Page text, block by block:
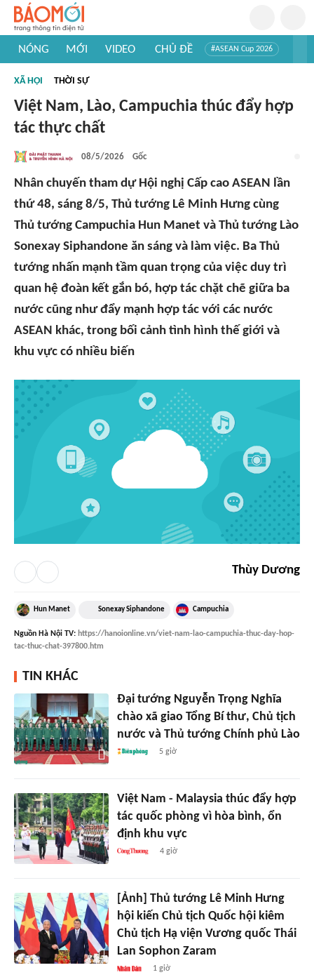
NÓNG MỚI VIDEO CHỦ ĐỀ #ASEAN Cup 2026
#Khám phá thế giới
XÃ HỘI THỜI SỰ
Việt Nam, Lào, Campuchia thúc đẩy hợp
tác thực chất
08/5/2026 Gốc
Nhân chuyến tham dự Hội nghị Cấp cao ASEAN lần
thứ 48, sáng 8/5, Thủ tướng Lê Minh Hưng cùng
Thủ tướng Campuchia Hun Manet và Thủ tướng Lào
Sonexay Siphandone ăn sáng và làm việc. Ba Thủ
tướng nhấn mạnh tầm quan trọng của việc duy trì
quan hệ đoàn kết gắn bó, hợp tác chặt chẽ giữa ba
nước cũng như đẩy mạnh hợp tác với các nước
ASEAN khác, trong bối cảnh tình hình thế giới và
khu vực có nhiều biến
Thùy Dương
Hun Manet Sonexay Siphandone Campuchia
Nguồn Hà Nội TV: https://hanoionline.vn/viet-nam-lao-campuchia-thuc-day-hop-
tac-thuc-chat-397800.htm
TIN KHÁC
Đại tướng Nguyễn Trọng Nghĩa
chào xã giao Tổng Bí thư, Chủ tịch
nước và Thủ tướng Chính phủ Lào
5 giờ
Việt Nam - Malaysia thúc đẩy hợp
tác quốc phòng vì hòa bình, ổn
định khu vực
4 giờ
[Ảnh] Thủ tướng Lê Minh Hưng
hội kiến Chủ tịch Quốc hội kiêm
Chủ tịch Hạ viện Vương quốc Thái
Lan Sophon Zaram
1 giờ